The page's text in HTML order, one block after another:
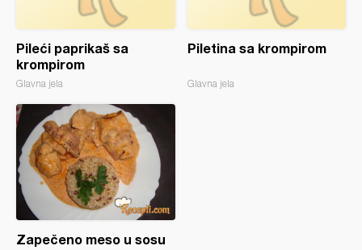
Pileći paprikaš sa
krompirom
Glavna jela
Piletina sa krompirom
Glavna jela
Zapečeno meso u sosu